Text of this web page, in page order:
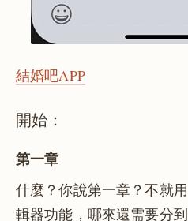
結婚吧APP
開始：
第一章
什麼？你說第一章？不就
輯器功能，哪來還需要分